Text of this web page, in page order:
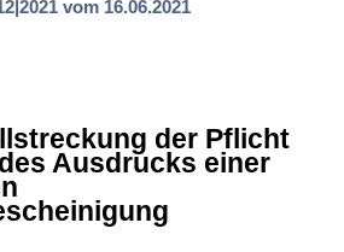
vom 16.06.2021
der Pflicht
Ausdrucks einer